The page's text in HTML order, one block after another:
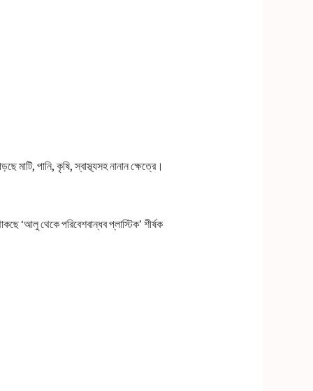
পানি, কৃষি, স্বাস্থ্যসহ নানান ক্ষেত্রে।
‘আলু থেকে পরিবেশবান্ধব প্লাস্টিক’ শীর্ষক